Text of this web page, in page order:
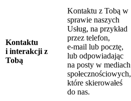
Kontaktu
i interakcji z
Tobą
Kontaktu z Tobą w
sprawie naszych
Usług, na przykład
przez telefon,
e-mail lub pocztę,
lub odpowiadając
na posty w mediach
społecznościowych,
które skierowałeś
do nas.